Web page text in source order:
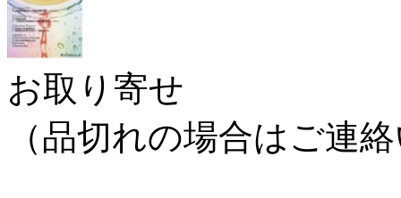
お取り寄せ
（品切れの場合はご連